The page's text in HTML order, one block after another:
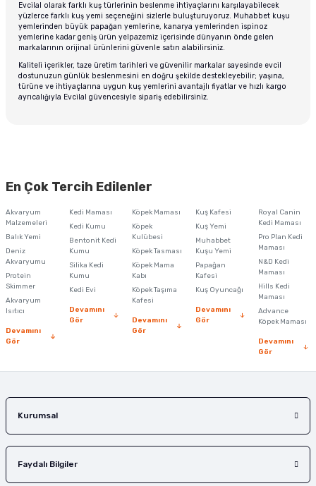
Evcilal olarak farklı kuş türlerinin beslenme ihtiyaçlarını karşılayabilecek
yüzlerce farklı kuş yemi seçeneğini sizlerle buluşturuyoruz. Muhabbet kuşu
yemlerinden büyük papağan yemlerine, kanarya yemlerinden ispinoz
yemlerine kadar geniş ürün yelpazemiz içerisinde dünyanın önde gelen
markalarının orijinal ürünlerini güvenle satın alabilirsiniz.
Kaliteli içerikler, taze üretim tarihleri ve güvenilir markalar sayesinde evcil
dostunuzun günlük beslenmesini en doğru şekilde destekleyebilir; yaşına,
türüne ve ihtiyaçlarına uygun kuş yemlerini avantajlı fiyatlar ve hızlı kargo
ayrıcalığıyla Evcilal güvencesiyle sipariş edebilirsiniz.
En Çok Tercih Edilenler
Akvaryum
Malzemeleri
Balık Yemi
Deniz
Akvaryumu
Protein
Skimmer
Akvaryum
Isıtıcı
Devamını
Gör
Kedi Maması
Kedi Kumu
Bentonit Kedi
Kumu
Silika Kedi
Kumu
Kedi Evi
Devamını
Gör
Köpek Maması
Köpek
Kulübesi
Köpek Tasması
Köpek Mama
Kabı
Köpek Taşıma
Kafesi
Devamını
Gör
Kuş Kafesi
Kuş Yemi
Muhabbet
Kuşu Yemi
Papağan
Kafesi
Kuş Oyuncağı
Devamını
Gör
Royal Canin
Kedi Maması
Pro Plan Kedi
Maması
N&D Kedi
Maması
Hills Kedi
Maması
Advance
Köpek Maması
Devamını
Gör
Kurumsal
Faydalı Bilgiler